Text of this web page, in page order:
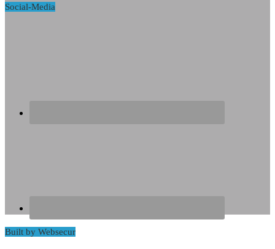
Social-Media
Built by Websecur